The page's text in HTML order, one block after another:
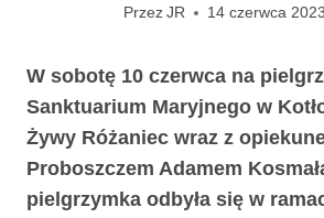
PrzezJR 14 czerwca
W sobotę 10 czerwca na
Sanktuarium Maryjnego w
Żywy Różaniec wraz z
Proboszczem Adamem
pielgrzymka odbyła się w